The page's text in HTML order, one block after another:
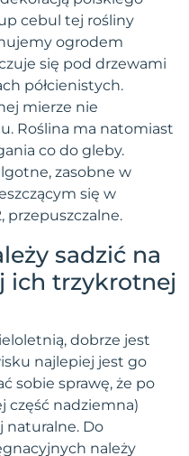
cebul tej rośliny
ogrodem
się pod drzewami
półcienistych.
mierze nie
Roślina ma natomiast
co do gleby.
zasobne w
się w
przepuszczalne.
sadzić na
ich trzykrotnej
dobrze jest
najlepiej jest go
sobie sprawę, że po
część nadziemna)
naturalne. Do
należy